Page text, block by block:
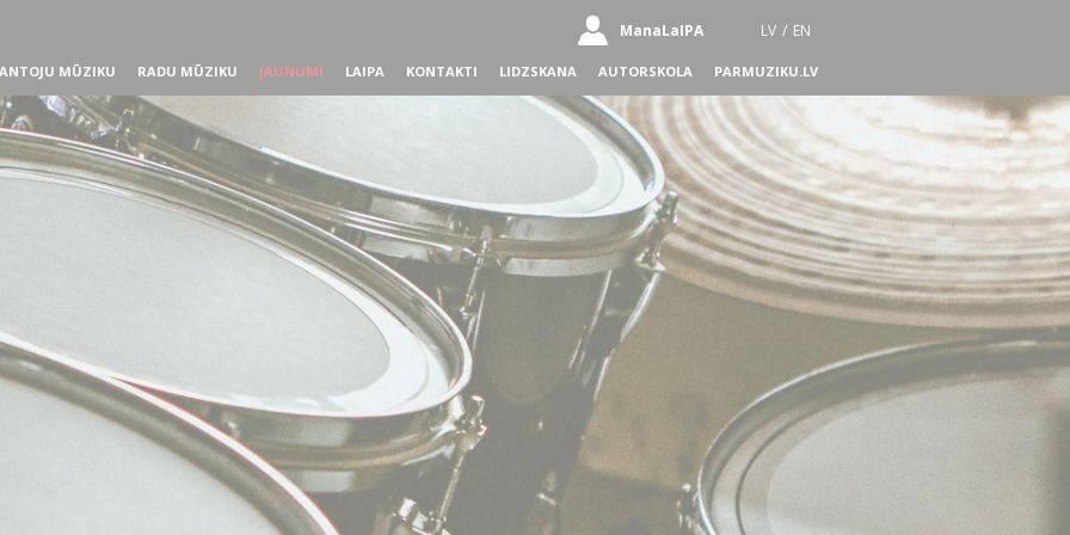
ManaLaIPA LV / EN
MŪZIKU RADU MŪZIKU JAUNUMI LAIPA KONTAKTI LIDZSKANA AUTORSKOLA PARMUZIKU.LV